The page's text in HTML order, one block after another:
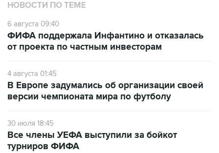
НОВОСТИ ПО ТЕМЕ
6 августа 09:40
ФИФА поддержала Инфантино и отказалась
от проекта по частным инвесторам
4 августа 01:45
В Европе задумались об организации своей
версии чемпионата мира по футболу
30 июля 18:45
Все члены УЕФА выступили за бойкот
турниров ФИФА